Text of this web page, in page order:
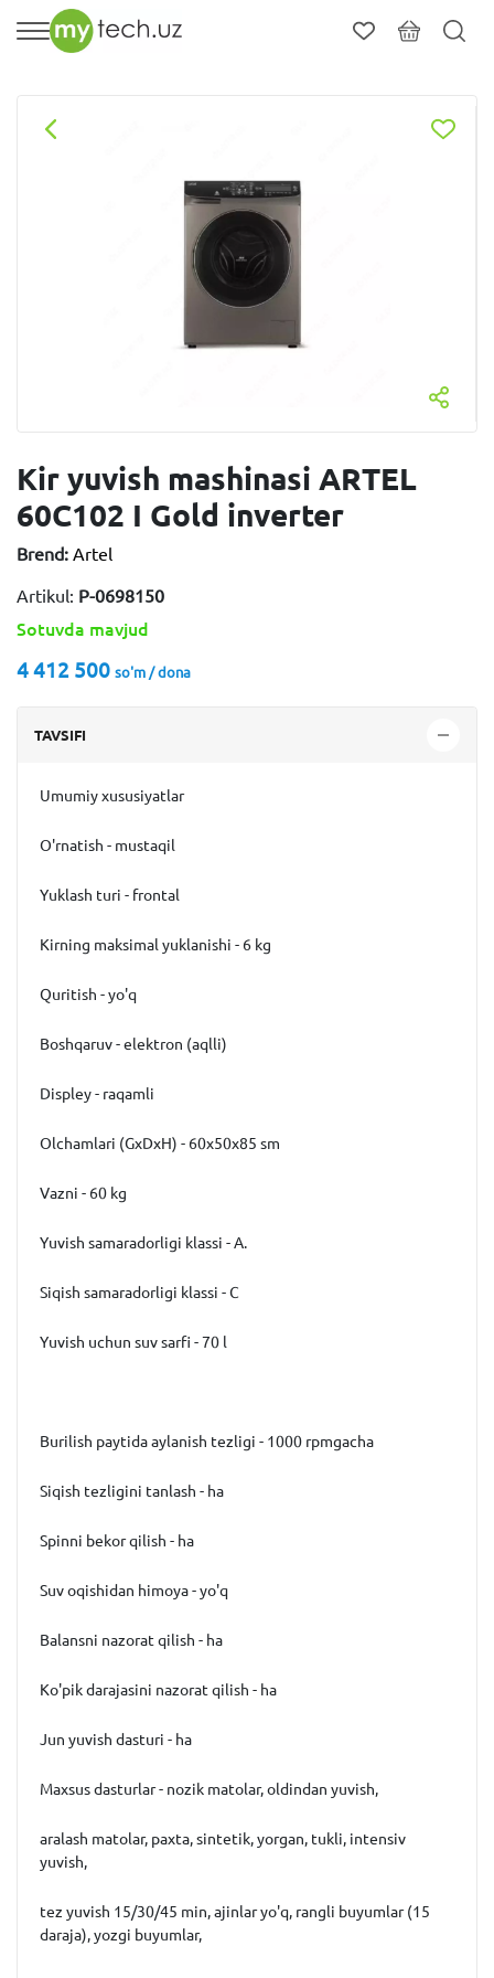
Kir yuvish mashinasi ARTEL
60C102 I Gold inverter
Brend: Artel
Artikul: P-0698150
Sotuvda mavjud
4 412 500 so'm / dona
TAVSIFI
Umumiy xususiyatlar
O'rnatish - mustaqil
Yuklash turi - frontal
Kirning maksimal yuklanishi - 6 kg
Quritish - yo'q
Boshqaruv - elektron (aqlli)
Displey - raqamli
Olchamlari (GxDxH) - 60x50x85 sm
Vazni - 60 kg
Yuvish samaradorligi klassi - A.
Siqish samaradorligi klassi - C
Yuvish uchun suv sarfi - 70 l
Burilish paytida aylanish tezligi - 1000 rpmgacha
Siqish tezligini tanlash - ha
Spinni bekor qilish - ha
Suv oqishidan himoya - yo'q
Balansni nazorat qilish - ha
Ko'pik darajasini nazorat qilish - ha
Jun yuvish dasturi - ha
Maxsus dasturlar - nozik matolar, oldindan yuvish,
aralash matolar, paxta, sintetik, yorgan, tukli, intensiv
yuvish,
tez yuvish 15/30/45 min, ajinlar yo'q, rangli buyumlar (15
daraja), yozgi buyumlar,